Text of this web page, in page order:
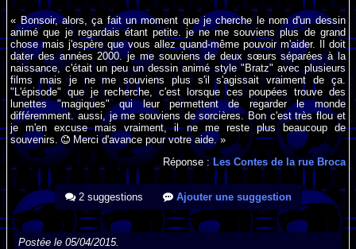
« Bonsoir, alors, ça fait un moment que je cherche le nom d'un dessin
animé que je regardais étant petite. je ne me souviens plus de grand
chose mais j'espère que vous allez quand-même pouvoir m'aider. Il doit
dater des années 2000. je me souviens de deux sœurs séparées à la
naissance, c'était un peu un dessin animé style "Bratz" avec plusieurs
films mais je ne me souviens plus s'il s'agissait vraiment de ça.
"L'épisode" que je recherche, c'est lorsque ces poupées trouve des
lunettes "magiques" qui leur permettent de regarder le monde
différemment. aussi, je me souviens de sorcières. Bon c'est très flou et
je m'en excuse mais vraiment, il ne me reste plus beaucoup de
souvenirs.
Merci d'avance pour votre aide. »
Réponse :Les Contes de la rue Broca
2 suggestions Ajouter une suggestion
Postée le 05/04/2015.